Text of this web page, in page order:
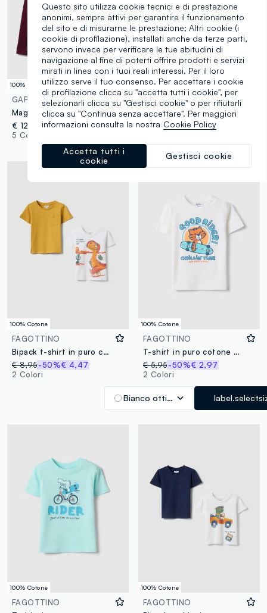
100% Cotone
GAP KIDS
Maglietta a maniche lunghe con logo GAP
€ 12,95
5 Colori
100% Cotone
FAGOTTINO
T-shirt in puro cotone bianca da bimbo regular fit con stampa skater
€ 5,95-50%€ 2,97
100% Cotone
FAGOTTINO
Bipack t-shirt in puro cotone multicolor da bimbo regular fit
€ 8,95-50%€ 4,47
2 Colori
100% Cotone
FAGOTTINO
T-shirt in puro cotone bianca da bimbo regular fit con tigre rider
€ 5,95-50%€ 2,97
2 Colori
Bianco ottico
100% Cotone
FAGOTTINO
100% Cotone
FAGOTTINO
Questo sito utilizza cookie tecnici e di prestazione
anonimi, sempre attivi per garantire il funzionamento
del sito e di misurarne le prestazione; Altri cookie (i
cookie di profilazione), installati anche da terze parti,
servono invece per verificare le tue abitudini di
navigazione al fine di poterti offrire prodotti e servizi
mirati in linea con i tuoi reali interessi. Per il loro
utilizzo serve il tuo consenso. Per accettare i cookie
di profilazione clicca su "accetta tutti i cookie", per
selezionarli clicca su "Gestisci cookie" o per rifiutarli
clicca su "Continua senza accettare". Per maggiori
informazioni consulta la nostra Cookie Policy
Gestisci cookie
Accetta tutti i
cookie